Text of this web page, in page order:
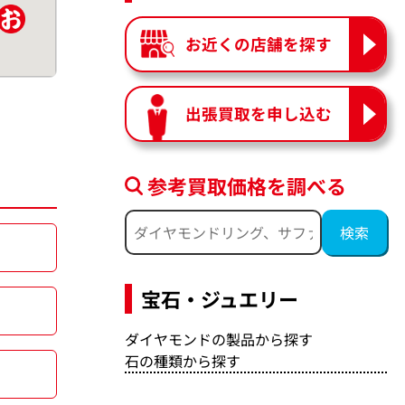
お近くの店舗を探す
出張買取を申し込む
参考買取価格を調べる
宝石・ジュエリー
ダイヤモンドの製品から探す
石の種類から探す